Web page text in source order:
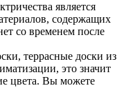
является
содержащих
со временем после
террасные доски из
это значит
цвета. Вы можете